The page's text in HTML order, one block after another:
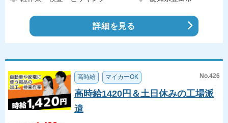
詳細を見る
高時給 マイカーOK No.426
高時給1420円＆土日休みの工場派
遣